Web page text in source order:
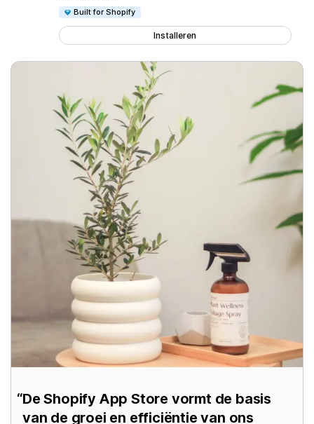
Built for Shopify
Installeren
De Shopify App Store vormt de basis
van de groei en efficiëntie van ons